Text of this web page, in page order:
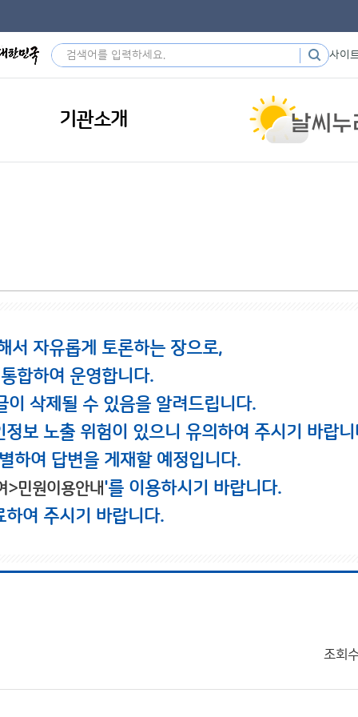
사이
기관소개
서 자유롭게 토론하는 장으로,
합하여 운영합니다.
삭제될 수 있음을 알려드립니다.
보 노출 위험이 있으니 유의하여 주시기 바랍니
하여 답변을 게재할 예정입니다.
>민원이용안내'를 이용하시기 바랍니다.
여 주시기 바랍니다.
조회